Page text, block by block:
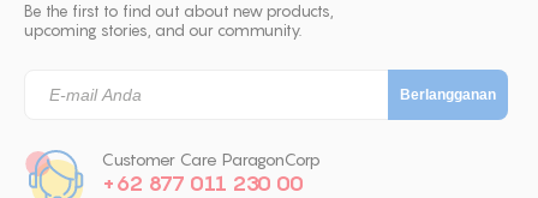
Be the first to find out about new products,
upcoming stories, and our community.
Customer Care ParagonCorp
+62 877 011 230 00